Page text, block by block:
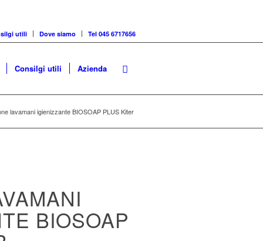
utili Dove siamo Tel 045 6717656
Consilgi utili Azienda
lavamani igienizzante BIOSOAP PLUS Kiter
BIOSOAP